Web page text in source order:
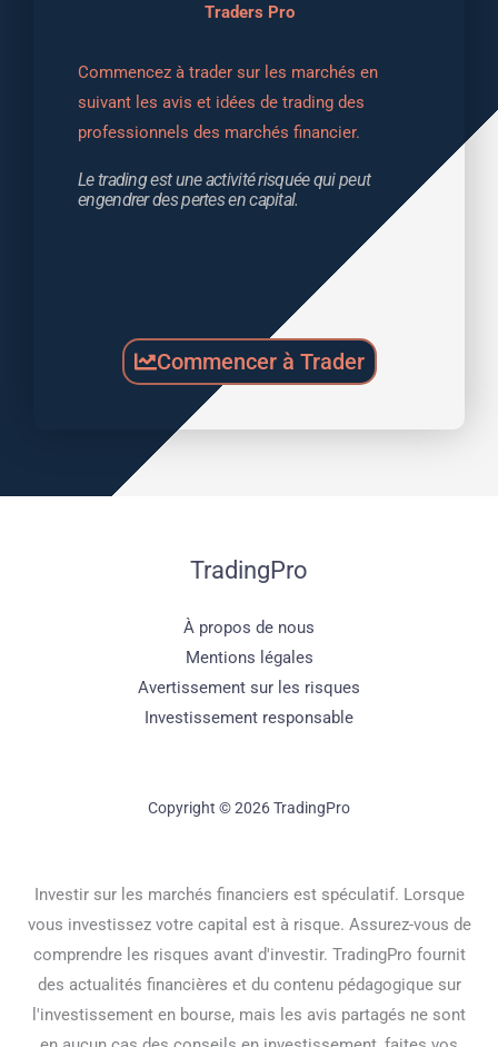
Traders Pro
Commencez à trader sur les marchés en
suivant les avis et idées de trading des
professionnels des marchés financier.
Le trading est une activité risquée qui peut
engendrer des pertes en capital.
Commencer à Trader
TradingPro
À propos de nous
Mentions légales
Avertissement sur les risques
Investissement responsable
Copyright © 2026 TradingPro
Investir sur les marchés financiers est spéculatif. Lorsque
vous investissez votre capital est à risque. Assurez-vous de
comprendre les risques avant d'investir. TradingPro fournit
des actualités financières et du contenu pédagogique sur
l'investissement en bourse, mais les avis partagés ne sont